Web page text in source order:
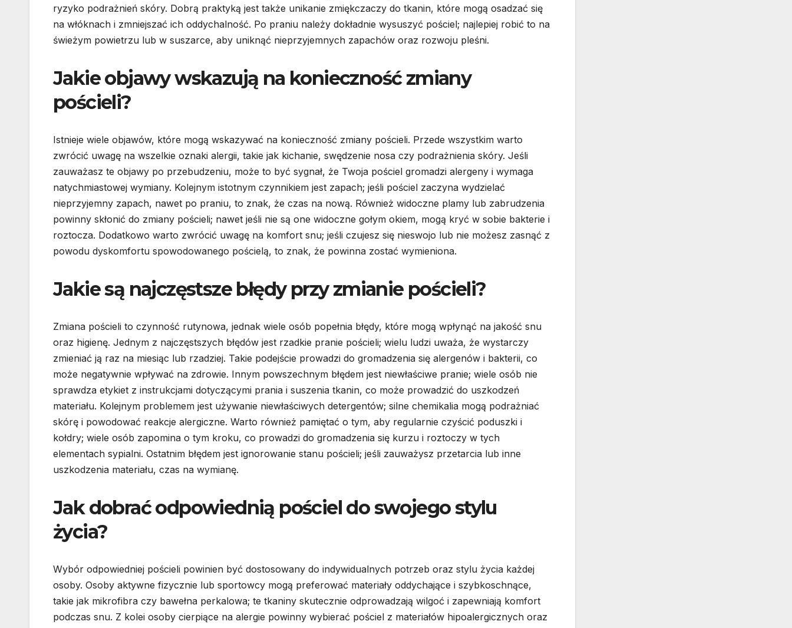
ryzyko podrażnień skóry. Dobrą praktyką jest także unikanie zmiękczaczy do tkanin, które mogą osadzać się
na włóknach i zmniejszać ich oddychalność. Po praniu należy dokładnie wysuszyć pościel; najlepiej robić to na
świeżym powietrzu lub w suszarce, aby uniknąć nieprzyjemnych zapachów oraz rozwoju pleśni.
Jakie objawy wskazują na konieczność zmiany
pościeli?
Istnieje wiele objawów, które mogą wskazywać na konieczność zmiany pościeli. Przede wszystkim warto
zwrócić uwagę na wszelkie oznaki alergii, takie jak kichanie, swędzenie nosa czy podrażnienia skóry. Jeśli
zauważasz te objawy po przebudzeniu, może to być sygnał, że Twoja pościel gromadzi alergeny i wymaga
natychmiastowej wymiany. Kolejnym istotnym czynnikiem jest zapach; jeśli pościel zaczyna wydzielać
nieprzyjemny zapach, nawet po praniu, to znak, że czas na nową. Również widoczne plamy lub zabrudzenia
powinny skłonić do zmiany pościeli; nawet jeśli nie są one widoczne gołym okiem, mogą kryć w sobie bakterie i
roztocza. Dodatkowo warto zwrócić uwagę na komfort snu; jeśli czujesz się nieswojo lub nie możesz zasnąć z
powodu dyskomfortu spowodowanego pościelą, to znak, że powinna zostać wymieniona.
Jakie są najczęstsze błędy przy zmianie pościeli?
Zmiana pościeli to czynność rutynowa, jednak wiele osób popełnia błędy, które mogą wpłynąć na jakość snu
oraz higienę. Jednym z najczęstszych błędów jest rzadkie pranie pościeli; wielu ludzi uważa, że wystarczy
zmieniać ją raz na miesiąc lub rzadziej. Takie podejście prowadzi do gromadzenia się alergenów i bakterii, co
może negatywnie wpływać na zdrowie. Innym powszechnym błędem jest niewłaściwe pranie; wiele osób nie
sprawdza etykiet z instrukcjami dotyczącymi prania i suszenia tkanin, co może prowadzić do uszkodzeń
materiału. Kolejnym problemem jest używanie niewłaściwych detergentów; silne chemikalia mogą podrażniać
skórę i powodować reakcje alergiczne. Warto również pamiętać o tym, aby regularnie czyścić poduszki i
kołdry; wiele osób zapomina o tym kroku, co prowadzi do gromadzenia się kurzu i roztoczy w tych
elementach sypialni. Ostatnim błędem jest ignorowanie stanu pościeli; jeśli zauważysz przetarcia lub inne
uszkodzenia materiału, czas na wymianę.
Jak dobrać odpowiednią pościel do swojego stylu
życia?
Wybór odpowiedniej pościeli powinien być dostosowany do indywidualnych potrzeb oraz stylu życia każdej
osoby. Osoby aktywne fizycznie lub sportowcy mogą preferować materiały oddychające i szybkoschnące,
takie jak mikrofibra czy bawełna perkalowa; te tkaniny skutecznie odprowadzają wilgoć i zapewniają komfort
podczas snu. Z kolei osoby cierpiące na alergie powinny wybierać pościel z materiałów hipoalergicznych oraz